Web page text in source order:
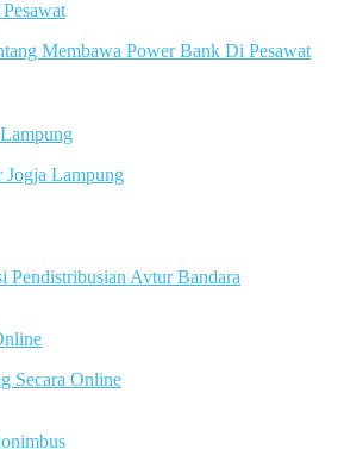
Membawa Power Bank Di Pesawat
Lampung
Pendistribusian Avtur Bandara
Secara Online